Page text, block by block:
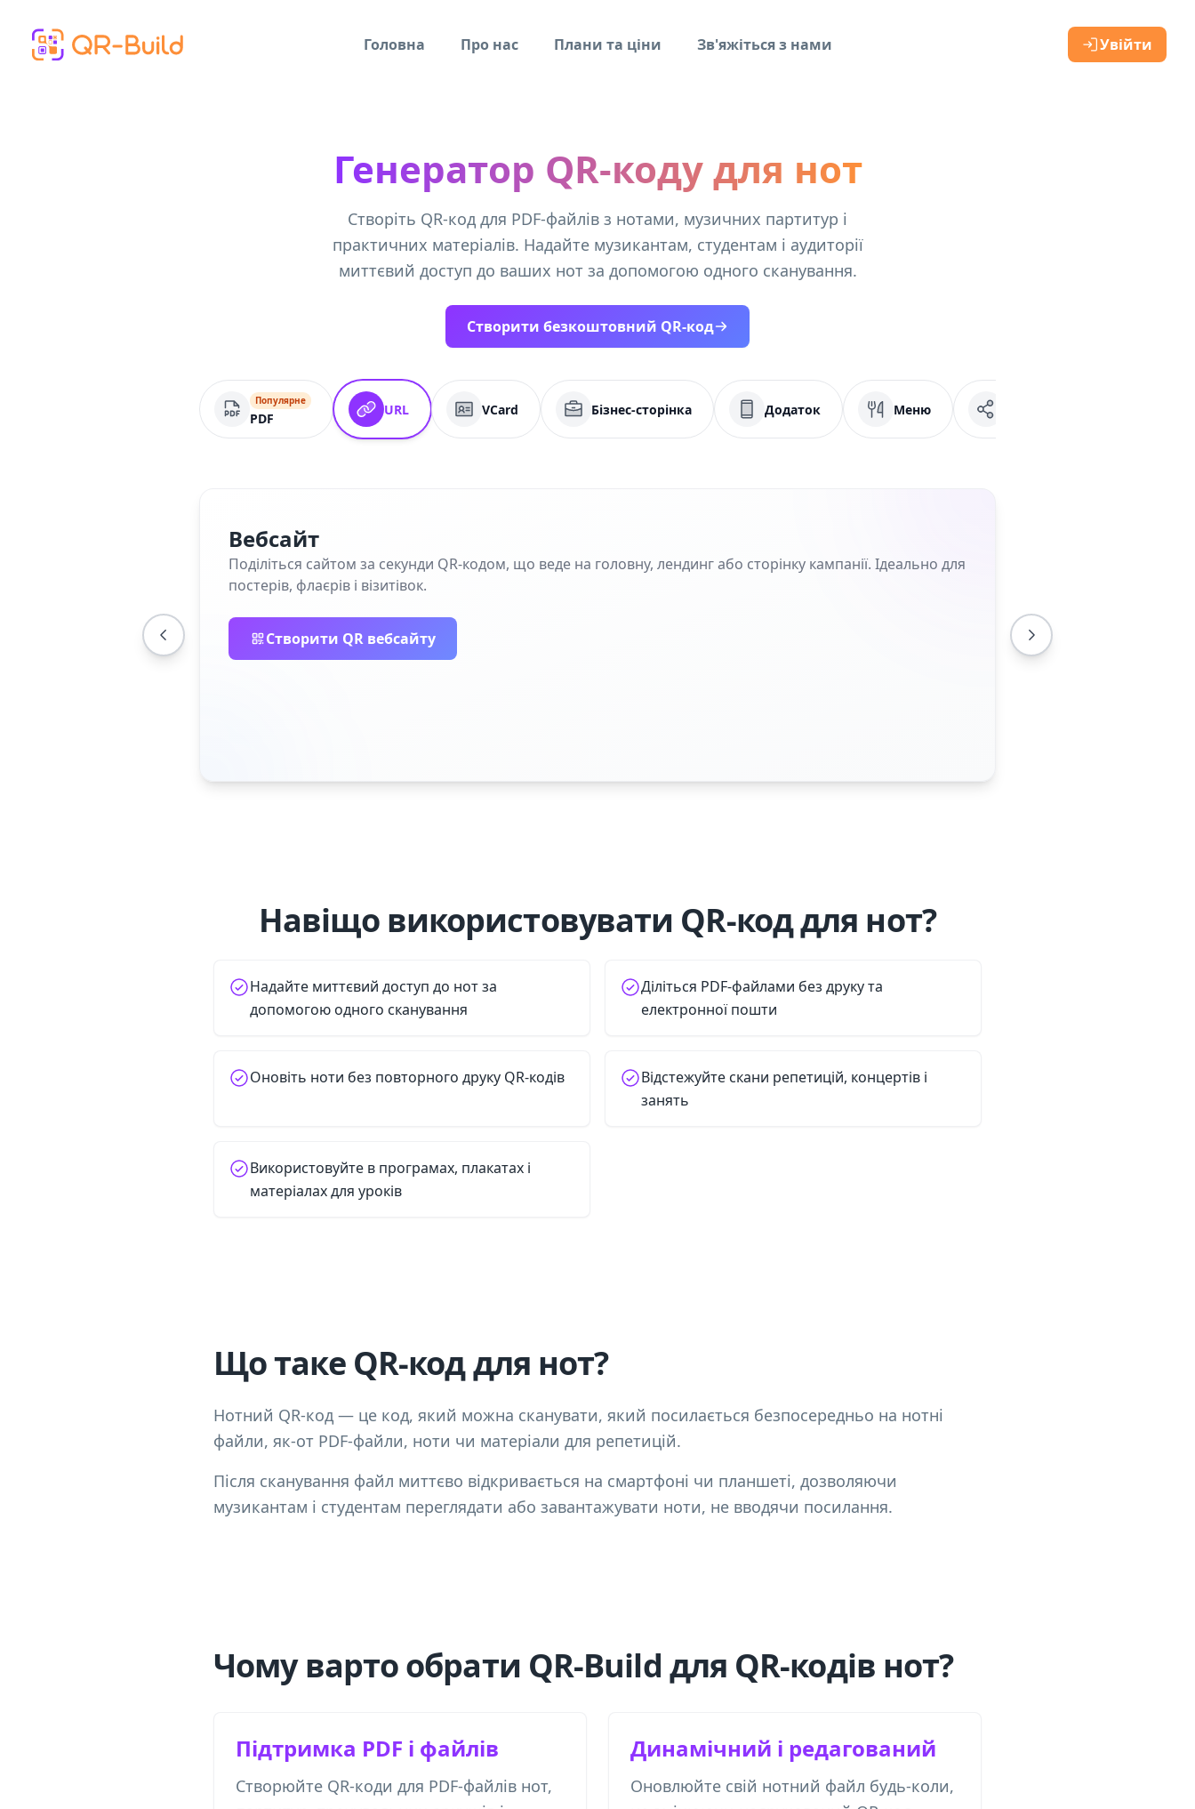
Головна
Про нас Плани та ціни Зв'яжіться з нами Увійти
Генератор QR-коду для нот
Створіть QR-код для PDF-файлів з нотами, музичних партитур і
практичних матеріалів. Надайте музикантам, студентам і аудиторії
миттєвий доступ до ваших нот за допомогою одного сканування.
Створити безкоштовний QR-код
Популярне
PDF
URL VCard Бізнес-сторінка Додаток Меню
Вебсайт
Поділіться сайтом за секунди QR‑кодом, що веде на головну, лендинг або сторінку кампанії. Ідеально для
постерів, флаєрів і візитівок.
Створити QR вебсайту
Навіщо використовувати QR-код для нот?
Надайте миттєвий доступ до нот за
допомогою одного сканування
Діліться PDF-файлами без друку та
електронної пошти
Оновіть ноти без повторного друку QR-кодів
Відстежуйте скани репетицій, концертів і
занять
Використовуйте в програмах, плакатах і
матеріалах для уроків
Що таке QR-код для нот?
Нотний QR-код — це код, який можна сканувати, який посилається безпосередньо на нотні
файли, як-от PDF-файли, ноти чи матеріали для репетицій.
Після сканування файл миттєво відкривається на смартфоні чи планшеті, дозволяючи
музикантам і студентам переглядати або завантажувати ноти, не вводячи посилання.
Чому варто обрати QR-Build для QR-кодів нот?
Підтримка PDF і файлів
Створюйте QR-коди для PDF-файлів нот,
Динамічний і редагований
Оновлюйте свій нотний файл будь-коли,